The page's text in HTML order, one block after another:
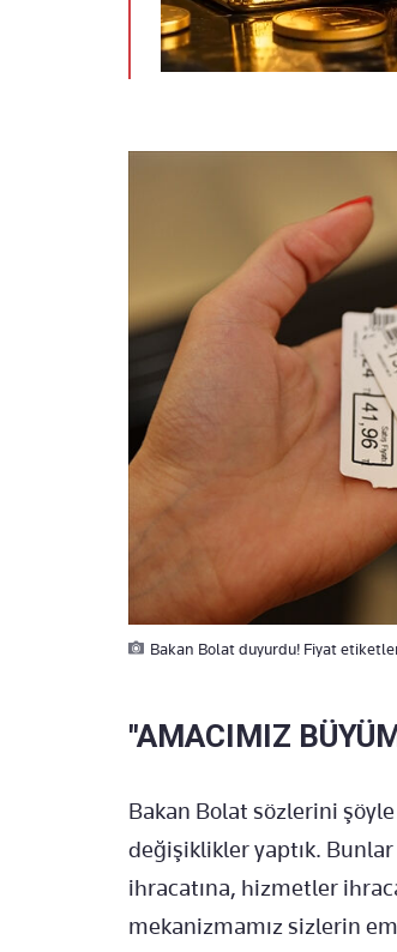
Bakan Bolat duyurdu! Fiyat
"AMACIMIZ
Bakan Bolat sözlerini
değişiklikler yaptık.
ihracatına, hizmetler
mekanizmamız sizlerin